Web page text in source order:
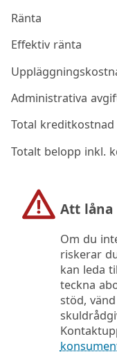
Ränta
Effektiv ränta
Administrativa
Total kreditkostnad
Totalt belopp inkl.
Att låna
Om du
riskerar
kan leda
teckna
stöd,